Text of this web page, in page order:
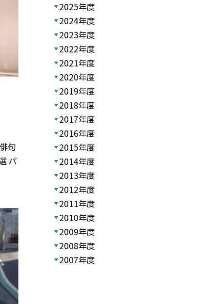
句
パ
2025年度
2024年度
2023年度
2022年度
2021年度
2020年度
2019年度
2018年度
2017年度
2016年度
2015年度
2014年度
2013年度
2012年度
2011年度
2010年度
2009年度
2008年度
2007年度